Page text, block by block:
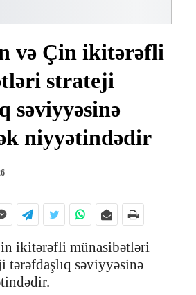
və Çin ikitərəfli
strateji
səviyyəsinə
niyyətindədir
ikitərəfli münasibətləri
tərəfdaşlıq səviyyəsinə